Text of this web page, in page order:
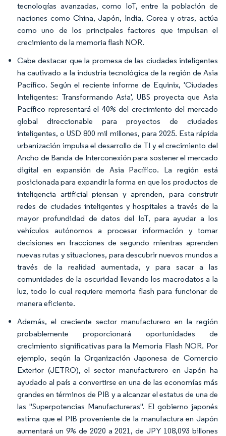
tecnologías avanzadas, como IoT, entre la población de
naciones como China, Japón, India, Corea y otras, actúa
como uno de los principales factores que impulsan el
crecimiento de la memoria flash NOR.
Cabe destacar que la promesa de las ciudades inteligentes
ha cautivado a la industria tecnológica de la región de Asia
Pacífico. Según el reciente informe de Equinix, 'Ciudades
Inteligentes: Transformando Asia', UBS proyecta que Asia
Pacífico representará el 40% del crecimiento del mercado
global direccionable para proyectos de ciudades
inteligentes, o USD 800 mil millones, para 2025. Esta rápida
urbanización impulsa el desarrollo de TI y el crecimiento del
Ancho de Banda de Interconexión para sostener el mercado
digital en expansión de Asia Pacífico. La región está
posicionada para expandir la forma en que los productos de
inteligencia artificial piensan y aprenden, para construir
redes de ciudades inteligentes y hospitales a través de la
mayor profundidad de datos del IoT, para ayudar a los
vehículos autónomos a procesar información y tomar
decisiones en fracciones de segundo mientras aprenden
nuevas rutas y situaciones, para descubrir nuevos mundos a
través de la realidad aumentada, y para sacar a las
comunidades de la oscuridad llevando los macrodatos a la
luz, todo lo cual requiere memoria flash para funcionar de
manera eficiente.
Además, el creciente sector manufacturero en la región
probablemente proporcionará oportunidades de
crecimiento significativas para la Memoria Flash NOR. Por
ejemplo, según la Organización Japonesa de Comercio
Exterior (JETRO), el sector manufacturero en Japón ha
ayudado al país a convertirse en una de las economías más
grandes en términos de PIB y a alcanzar el estatus de una de
las "Superpotencias Manufactureras". El gobierno japonés
estima que el PIB proveniente de la manufactura en Japón
aumentará un 9% de 2020 a 2021, de JPY 108,093 billones